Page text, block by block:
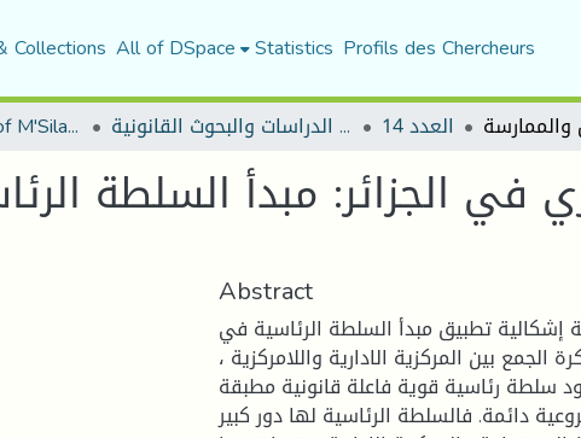
Collections All of DSpace Statistics Profils des Chercheurs
Scientific Journals of M'Sila University مجلة الدراسات والبحوث القانونية العدد 14
في الجزائر: مبدأ السلطة
Abstract
إشكالية تطبيق مبدأ السلطة الرئاسية في
الجمع بين المركزية الادارية واللامركزية ،
سلطة رئاسية قوية فاعلة قانونية مطبقة
دائمة. فالسلطة الرئاسية لها دور كبير